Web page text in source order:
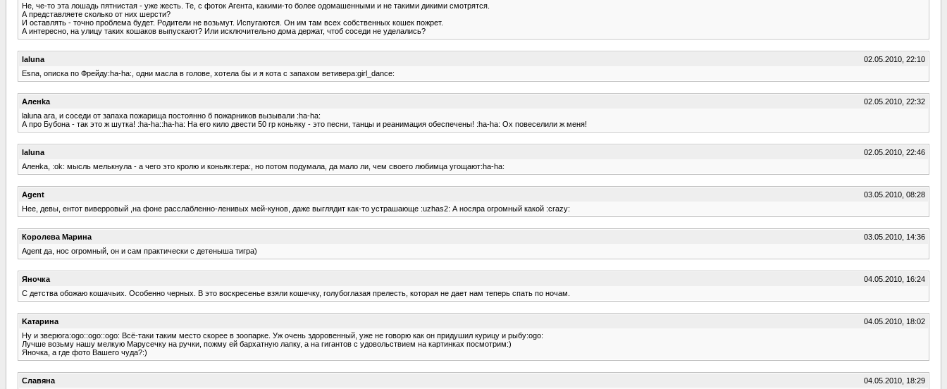
Не, че-то эта лошадь пятнистая - уже жесть. Те, с фоток Агента, какими-то более одомашенными и не такими дикими смотрятся.
А представляете сколько от них шерсти?
И оставлять - точно проблема будет. Родители не возьмут. Испугаются. Он им там всех собственных кошек пожрет.
А интересно, на улицу таких кошаков выпускают? Или исключительно дома держат, чтоб соседи не уделались?
laluna
02.05.2010, 22:10
Esna, описка по Фрейду:ha-ha:, одни масла в голове, хотела бы и я кота с запахом ветивера:girl_dance:
Аленka
02.05.2010, 22:32
laluna ага, и соседи от запаха пожарища постоянно б пожарников вызывали :ha-ha:
А про Бубона - так это ж шутка! :ha-ha::ha-ha: На его кило двести 50 гр коньяку - это песни, танцы и реанимация обеспечены! :ha-ha: Ох повеселили ж меня!
laluna
02.05.2010, 22:46
Аленka, :ok: мысль мелькнула - а чего это кролю и коньяк:repa:, но потом подумала, да мало ли, чем своего любимца угощают:ha-ha:
Agent
03.05.2010, 08:28
Нее, девы, ентот виверровый ,на фоне расслабленно-ленивых мей-кунов, даже выглядит как-то устрашающе :uzhas2: А носяра огромный какой :crazy:
Королева Марина
03.05.2010, 14:36
Agent да, нос огромный, он и сам практически с детеныша тигра)
Яночка
04.05.2010, 16:24
С детства обожаю кошачьих. Особенно черных. В это воскресенье взяли кошечку, голубоглазая прелесть, которая не дает нам теперь спать по ночам.
Kатарина
04.05.2010, 18:02
Ну и зверюга:ogo::ogo::ogo: Всё-таки таким место скорее в зоопарке. Уж очень здоровенный, уже не говорю как он придушил курицу и рыбу:ogo:
Лучше возьму нашу мелкую Марусечку на ручки, пожму ей бархатную лапку, а на гигантов с удовольствием на картинках посмотрим:)
Яночка, а где фото Вашего чуда?:)
Славяна
04.05.2010, 18:29